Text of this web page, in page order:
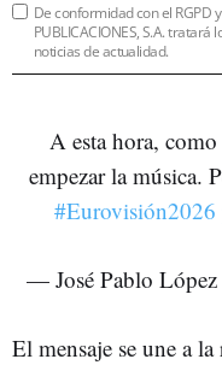
De conformidad con el RGPD y
PUBLICACIONES, S.A.
noticias de actualidad.
A esta hora,
empezar la música.
#Eurovisión2026
— José Pablo López
El mensaje se une a